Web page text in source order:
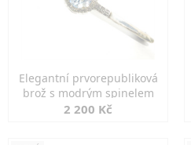
Elegantní prvorepubliková
brož s modrým spinelem
2 200 Kč